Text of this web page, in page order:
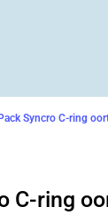
Syncro C-ring
C-ring